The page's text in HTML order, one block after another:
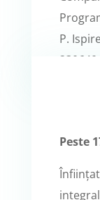
P.
Peste